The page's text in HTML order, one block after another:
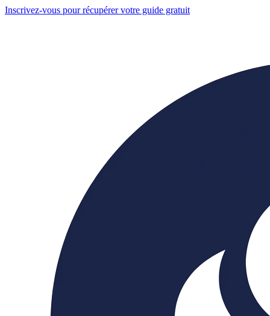
Inscrivez-vous pour récupérer votre guide gratuit